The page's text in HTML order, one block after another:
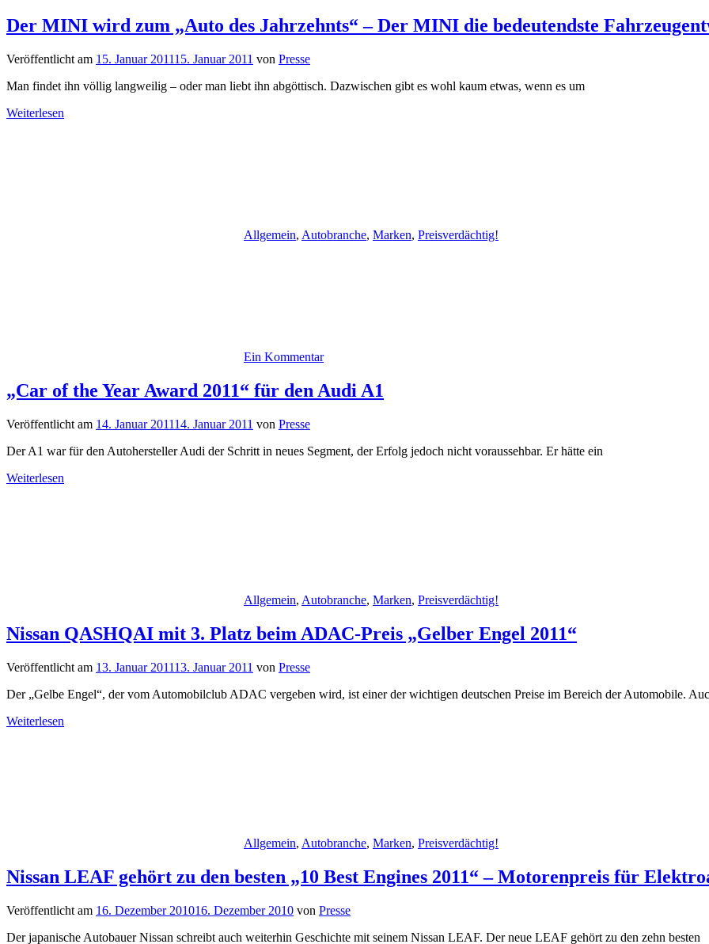
Der MINI wird zum „Auto des Jahrzehnts“ – Der MINI die bedeutendste
Veröffentlicht am 15. Januar 201115. Januar 2011 von Presse
Man findet ihn völlig langweilig – oder man liebt ihn abgöttisch. Dazwischen gibt es wohl kaum etwas, wenn es um
Weiterlesen
Allgemein, Autobranche, Marken, Preisverdächtig!
Ein Kommentar
„Car of the Year Award 2011“ für den Audi A1
Veröffentlicht am 14. Januar 201114. Januar 2011 von Presse
Der A1 war für den Autohersteller Audi der Schritt in neues Segment, der Erfolg jedoch nicht voraussehbar. Er hätte ein
Weiterlesen
Allgemein, Autobranche, Marken, Preisverdächtig!
Nissan QASHQAI mit 3. Platz beim ADAC-Preis „Gelber Engel 2011“
Veröffentlicht am 13. Januar 201113. Januar 2011 von Presse
Der „Gelbe Engel“, der vom Automobilclub ADAC vergeben wird, ist einer der wichtigen deutschen Preise im Bereich der Automobile.
Weiterlesen
Allgemein, Autobranche, Marken, Preisverdächtig!
Nissan LEAF gehört zu den besten „10 Best Engines 2011“ – Motorenpreis für
Veröffentlicht am 16. Dezember 201016. Dezember 2010 von Presse
Der japanische Autobauer Nissan schreibt auch weiterhin Geschichte mit seinem Nissan LEAF. Der neue LEAF gehört zu den zehn besten